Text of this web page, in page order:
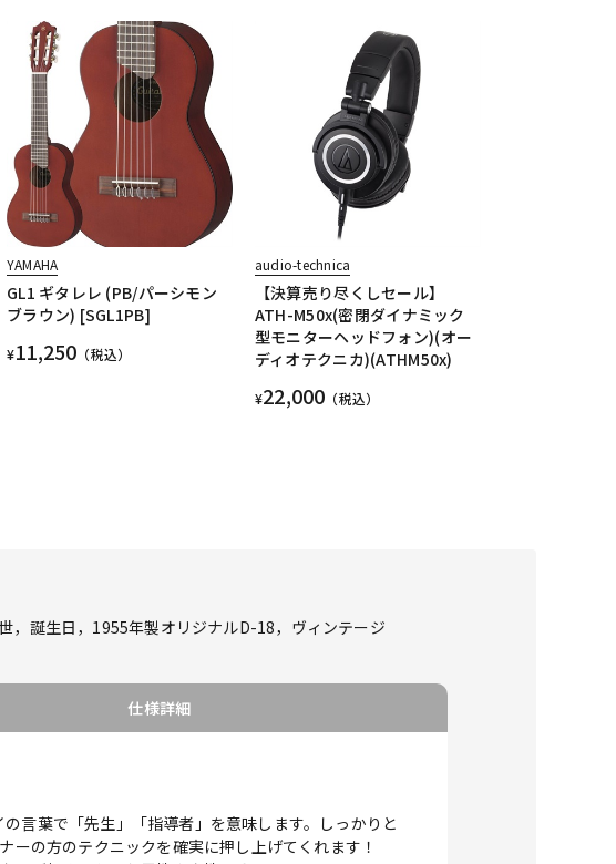
YAMAHA
GL1 ギタレレ (PB/パーシモン
ブラウン) [SGL1PB]
¥11,250 （税込）
audio-technica
【決算売り尽くしセール】
ATH-M50x(密閉ダイナミック
型モニターヘッドフォン)(オー
ディオテクニカ)(ATHM50x)
¥22,000 （税込）
，誕生日，1955年製オリジナルD-18，ヴィンテージ
仕様詳細
言葉で「先生」「指導者」を意味します。しっかりと
の方のテクニックを確実に押し上げてくれます！